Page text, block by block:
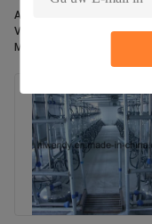
Automatisch Cluster
Verwijderingssysteem voor
Melkstal met Automatisch
Functie